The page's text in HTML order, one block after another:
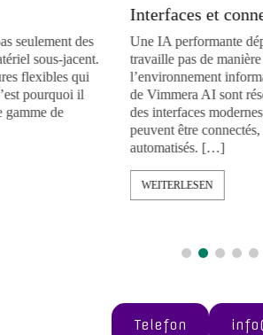
des
jacent.
qui
il
Interfaces et connexions
Une IA performante déploie
travaille pas de manière isolée,
l’environnement informatique
de VimmeraAIsont résolument
des interfaces modernes,
peuvent être connectés, les
automatisés. […]
WEITERLESEN
Telefon